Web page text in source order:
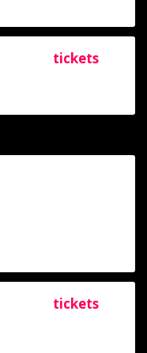
tickets
tickets